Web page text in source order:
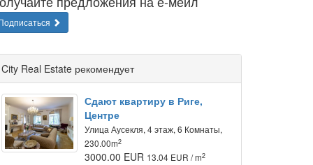
City Real Estate рекомендует
Сдают квартиру в Риге,
Центре
Улица Аусекля, 4 этаж, 6 Комнаты,
230.00m2
3000.00 EUR 13.04 EUR / m2